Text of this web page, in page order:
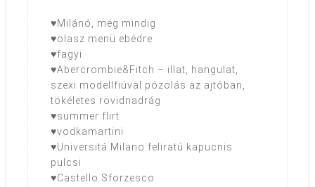
♥Milánó, még mindig
♥olasz menü ebédre
♥fagyi
♥Abercrombie&Fitch – illat, hangulat,
szexi modellfiúval pózolás az ajtóban,
tökéletes rövidnadrág
♥summer flirt
♥vodkamartini
♥Universitá Milano feliratú kapucnis
pulcsi
♥Castello Sforzesco